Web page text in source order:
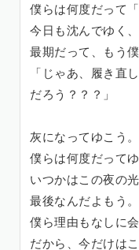
僕らは何度だって
今日も沈んでゆく
最期だって、もう
「じゃあ、履き直
だろう？？？」
灰になってゆこう。
僕らは何度だってゆ
いつかはこの夜の
最後なんだよもう。
僕ら理由もなしに
だから、今だけは